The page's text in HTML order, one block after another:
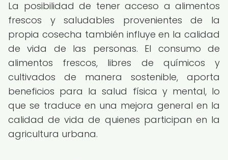
La posibilidad de tener acceso a alimentos
frescos y saludables provenientes de la
propia cosecha también influye en la calidad
de vida de las personas. El consumo de
alimentos frescos, libres de químicos y
cultivados de manera sostenible, aporta
beneficios para la salud física y mental, lo
que se traduce en una mejora general en la
calidad de vida de quienes participan en la
agricultura urbana.